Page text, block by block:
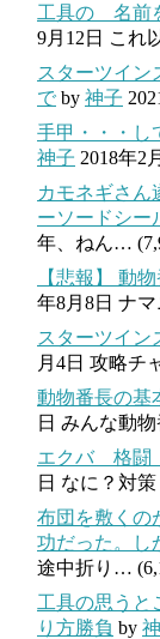
工具の 名前
9月12日 これ
スターツイ
で by 神子
手甲・・・し
神子 2018年2
カモネギさ
ーソードシー
年、ねん…
【悲報】 動
年8月8日 ナ
スターツイ
月4日 攻略チ
動物番長の基
日 みんな動
エクバ 格
日 なに？対
布団を敷くの
功だった。し
途中折り…
工具の思う
り方勝負 by